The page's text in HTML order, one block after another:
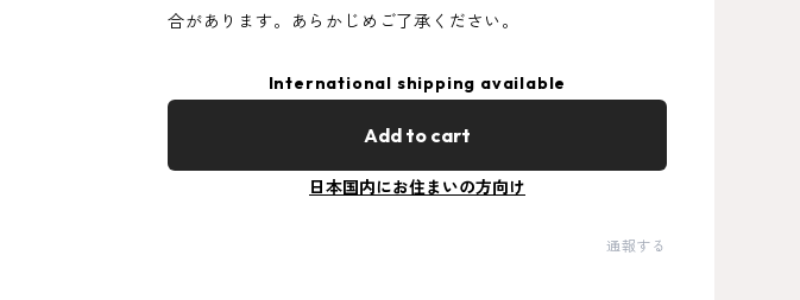
合があります。あらかじめご了承ください。
International shipping available
Add to cart
日本国内にお住まいの方向け
通報する